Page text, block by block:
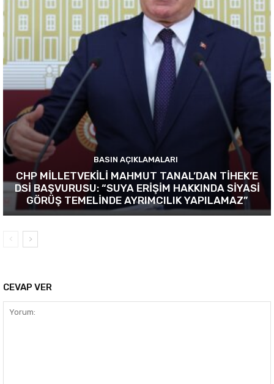
BASIN AÇIKLAMALARI
CHP MİLLETVEKİLİ MAHMUT TANAL’DAN TİHEK’E
DSİ BAŞVURUSU: “SUYA ERİŞİM HAKKINDA SİYASİ
GÖRÜŞ TEMELİNDE AYRIMCILIK YAPILAMAZ”
CEVAP VER